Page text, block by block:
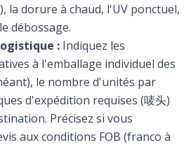
la dorure à chaud, l'UV ponctuel,
débossage.
: Indiquez les
à l'emballage individuel des
le nombre d'unités par
d'expédition requises (唛头)
Précisez si vous
aux conditions FOB (franco à